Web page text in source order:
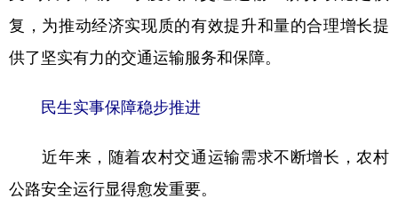
复，为推动经济实现质的有效提升和量的合理增长提
供了坚实有力的交通运输服务和保障。
民生实事保障稳步推进
近年来，随着农村交通运输需求不断增长，农村
公路安全运行显得愈发重要。